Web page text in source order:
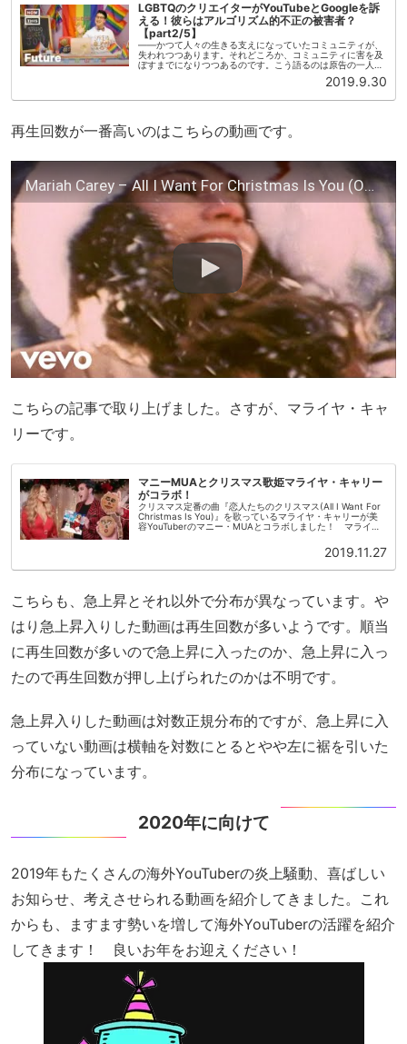
LGBTQのクリエイターがYouTubeとGoogleを訴
える！彼らはアルゴリズム的不正の被害者？
【part2/5】
——かつて人々の生きる支えになっていたコミュニティが、
失われつつあります。それどころか、コミュニティに害を及
ぼすまでになりつつあるのです。こう語るのは原告の一人チ
ェイス・ロス(Chase Ross)です。彼はトランスジェンダー
2019.9.30
再生回数が一番高いのはこちらの動画です。
Mariah Carey – All I Want For Christmas Is You (Official Video)
こちらの記事で取り上げました。さすが、マライヤ・キャ
リーです。
マニーMUAとクリスマス歌姫マライヤ・キャリー
がコラボ！
クリスマス定番の曲『恋人たちのクリスマス(All I Want For
Christmas Is You)』を歌っているマライヤ・キャリーが美
容YouTuberのマニー・MUAとコラボしました！ マライヤ
2019.11.27
こちらも、急上昇とそれ以外で分布が異なっています。や
はり急上昇入りした動画は再生回数が多いようです。順当
に再生回数が多いので急上昇に入ったのか、急上昇に入っ
たので再生回数が押し上げられたのかは不明です。
急上昇入りした動画は対数正規分布的ですが、急上昇に入
っていない動画は横軸を対数にとるとやや左に裾を引いた
分布になっています。
2020年に向けて
2019年もたくさんの海外YouTuberの炎上騒動、喜ばしい
お知らせ、考えさせられる動画を紹介してきました。これ
からも、ますます勢いを増して海外YouTuberの活躍を紹介
してきます！ 良いお年をお迎えください！